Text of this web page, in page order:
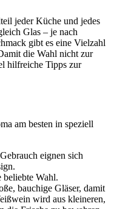
jeder Küche und jedes
Glas – je nach
gibt es eine Vielzahl
die Wahl nicht zur
hilfreiche Tipps zur
am besten in speziell
eignen sich
beliebte Wahl.
bauchige Gläser, damit
wird aus kleineren,